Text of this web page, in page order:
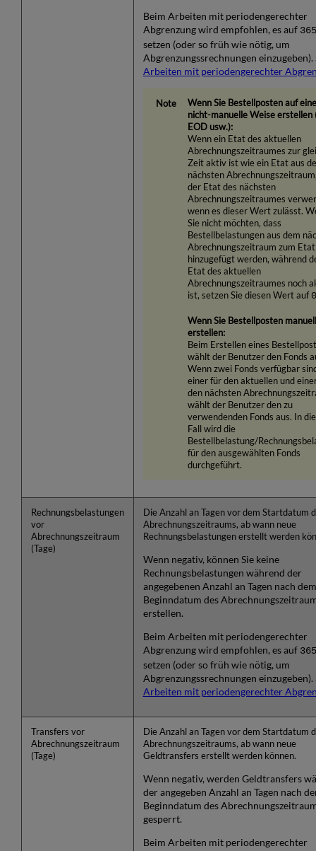
Beim Arbeiten mit periodengerechter
Abgrenzung wird empfohlen, es auf 365
setzen (oder so früh wie nötig, um
Abgrenzungssrechnungen einzugeben).
Arbeiten mit periodengerechter
Wenn Sie Bestellposten auf eine
nicht-manuelle Weise erstellen
EOD usw.):
Wenn ein Etat des aktuellen
Abrechnungszeitraumes zur
Zeit aktiv ist wie ein Etat aus
nächsten
der Etat des nächsten
Abrechnungszeitraumes
wenn es dieser Wert zulässt.
Sie nicht möchten, dass
Bestellbelastungen aus dem
Abrechnungszeitraum zum Etat
hinzugefügt werden, während
Etat des aktuellen
Abrechnungszeitraumes noch
ist, setzen Sie diesen Wert auf 0
Wenn Sie Bestellposten manuell
erstellen:
Beim Erstellen eines
wählt der Benutzer den Fonds
Wenn zwei Fonds verfügbar
einer für den aktuellen und
den nächsten
wählt der Benutzer den zu
verwendenden Fonds aus. In
Fall wird die
Bestellbelastung/
für den ausgewählten Fonds
durchgeführt.
Rechnungsbelastungen
vor
Abrechnungszeitraum
(Tage)
Die Anzahl an Tagen vor dem Startdatum
Abrechnungszeitraums, ab wann neue
Rechnungsbelastungen erstellt werden
Wenn negativ, können Sie keine
Rechnungsbelastungen während der
angegebenen Anzahl an Tagen nach dem
Beginndatum des
erstellen.
Beim Arbeiten mit periodengerechter
Abgrenzung wird empfohlen, es auf 365
setzen (oder so früh wie nötig, um
Abgrenzungssrechnungen einzugeben).
Arbeiten mit periodengerechter
Transfers vor
Abrechnungszeitraum
(Tage)
Die Anzahl an Tagen vor dem Startdatum
Abrechnungszeitraums, ab wann neue
Geldtransfers erstellt werden können.
Wenn negativ, werden Geldtransfers
der angegeben Anzahl an Tagen nach
Beginndatum des
gesperrt.
Beim Arbeiten mit periodengerechter